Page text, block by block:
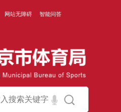
网站无障碍 智能问答